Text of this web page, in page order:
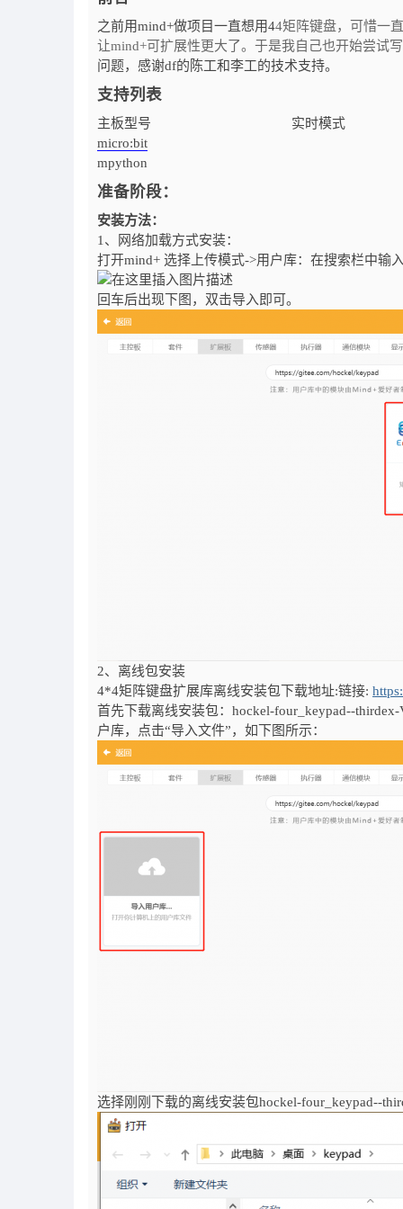
之前用mind+做项目一直想用44矩阵键盘，可惜一
让mind+可扩展性更大了。于是我自己也开始尝试
问题，感谢df的陈工和李工的技术支持。
支持列表
主板型号
实时模式
micro:bit
mpython
准备阶段：
安装方法：
1、网络加载方式安装：
打开mind+ 选择上传模式->用户库：在搜索栏中输
回车后出现下图，双击导入即可。
2、离线包安装
4*4矩阵键盘扩展库离线安装包下载地址:链接:
首先下载离线安装包：hockel-four_keypad--
户库，点击“导入文件”，如下图所示：
选择刚刚下载的离线安装包hockel-four_keypad--